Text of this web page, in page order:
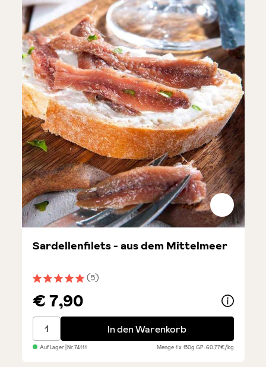
Durchschnittliche Bewertung von 5 von 5 Sternen
(5)
Sardellenfilets - aus dem Mittelmeer
€ 7,90
Sardellenfilets - aus dem Mittelmeer
In den Warenkorb
Auf Lager| Nr.74111 Menge1 x 130gGP: 60,77€/kg